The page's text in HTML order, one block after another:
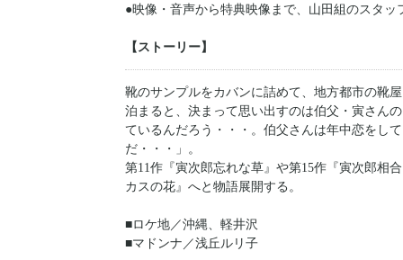
●映像・音声から特典映像まで、山田組のスタ
【ストーリー】
靴のサンプルをカバンに詰めて、地方都市の靴
泊まると、決まって思い出すのは伯父・寅さん
ているんだろう・・・。伯父さんは年中恋をし
だ・・・」。
第11作『寅次郎忘れな草』や第15作『寅次郎相
カスの花』へと物語展開する。
■ロケ地／沖縄、軽井沢
■マドンナ／浅丘ルリ子